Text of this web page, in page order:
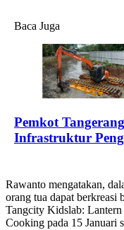
Baca Juga
Pemkot
Infrastruktur
Rawanto mengatakan,
orang tua dapat berkreasi
Tangcity Kidslab:
Cooking pada 15 Januari